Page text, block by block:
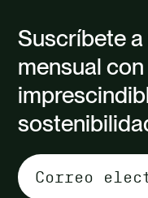
Suscríbete
mensual